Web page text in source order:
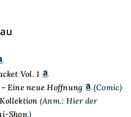
Vol. 1
Eine neue Hoffnung
(Comic)
(Anm.: Hier der
Shop.)